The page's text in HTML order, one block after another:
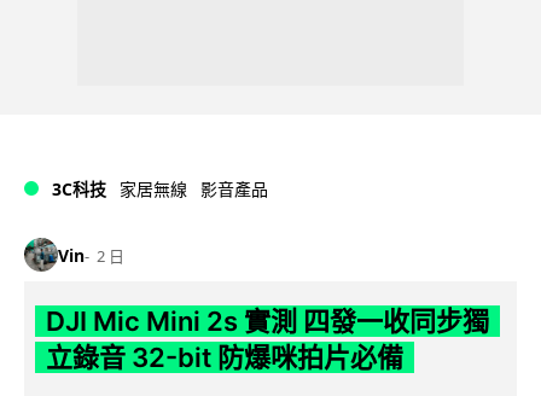
3C科技 家居無線 影音產品
Vin 2 日
DJI Mic Mini 2s 實測 四發一收同步獨
立錄音 32-bit 防爆咪拍片必備